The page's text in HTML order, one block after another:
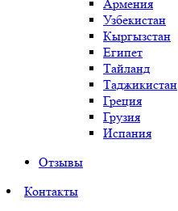
Армения
Узбекистан
Кыргызстан
Египет
Тайланд
Таджикистан
Греция
Грузия
Испания
Отзывы
Контакты